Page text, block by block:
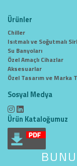
Ürünler
Chiller
Isıtmalı ve Soğutmalı
Su Banyoları
Özel Amaçlı Cihazlar
Aksesuarlar
Özel Tasarım ve Marka
Sosyal Medya
Ürün Kataloğumuz